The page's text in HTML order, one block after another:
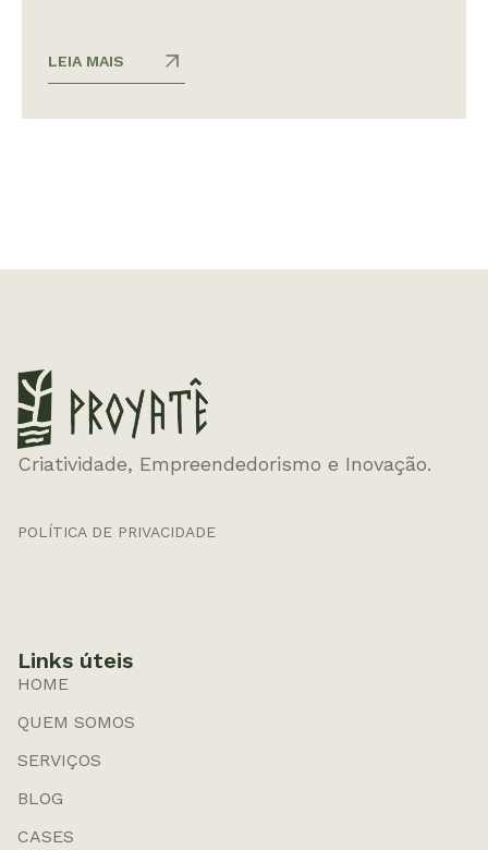
LEIA MAIS
Criatividade, Empreendedorismo e Inovação.
POLÍTICA DE PRIVACIDADE
Links úteis
HOME
QUEM SOMOS
SERVIÇOS
BLOG
CASES